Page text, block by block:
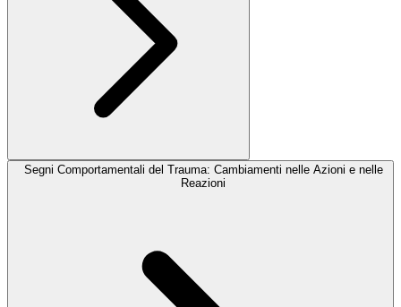
Segni Comportamentali del Trauma: Cambiamenti nelle Azioni e nelle
Reazioni